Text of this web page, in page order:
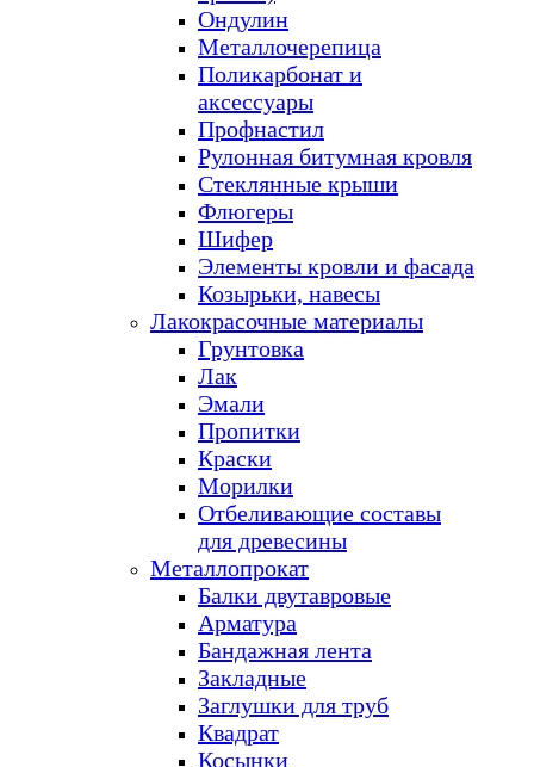
Ондулин
Металлочерепица
Поликарбонат и
аксессуары
Профнастил
Рулонная битумная кровля
Стеклянные крыши
Флюгеры
Шифер
Элементы кровли и фасада
Козырьки, навесы
Лакокрасочные материалы
Грунтовка
Лак
Эмали
Пропитки
Краски
Морилки
Отбеливающие составы
для древесины
Металлопрокат
Балки двутавровые
Арматура
Бандажная лента
Закладные
Заглушки для труб
Квадрат
Косынки